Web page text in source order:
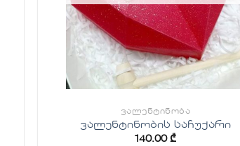
ᲕᲐᲚᲔᲜᲢᲘᲜᲝᲑᲐ
ვალენტინობის საჩუქარი
140.00 ₾